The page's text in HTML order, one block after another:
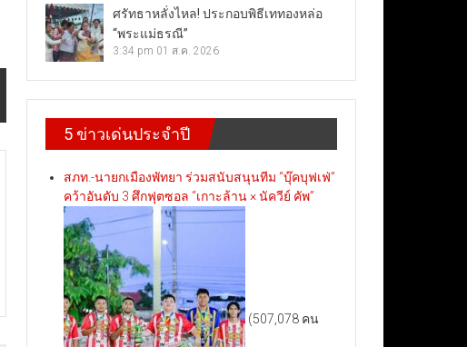
ศรัทธาหลั่งไหล! ประกอบพิธีเททองหล่อ
“พระแม่ธรณี”
3:34 pm 01 ส.ค. 2026
5 ข่าวเด่นประจำปี
สภท.-นายกเมืองพัทยา ร่วมสนับสนุนทีม “บุ๊คบุฟเฟ่”
คว้าอันดับ 3 ศึกฟุตซอล “เกาะล้าน × นัควีย์ คัพ”
(507,078 คน